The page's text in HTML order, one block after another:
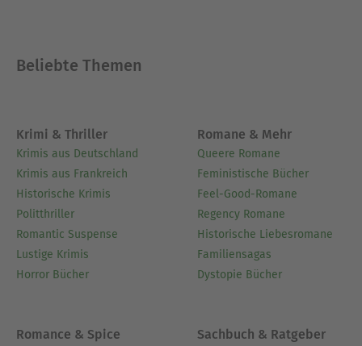
Lokalzeitung. Auf Reisen findet sie Inspiration für
Begeisterung für das Meer und vor allem die
Nordseeinseln wider. Seit 2009 ist Rosita Hoppe
Mitglied bei DELIA, der Vereinigung
deutschsprachiger Liebesromanautoren und -
autorinnen.
Die Autorin im Internet:
www.rositahoppe.de/
Beliebte Themen
Krimi & Thriller
Krimis aus Deutschland
Krimis aus Frankreich
Historische Krimis
Politthriller
Romantic Suspense
Lustige Krimis
Horror Bücher
Romane & Mehr
Queere Romane
Feministische Bücher
Feel-Good-Romane
Regency Romane
Historische Liebesromane
Familiensagas
Dystopie Bücher
Romance & Spice Sachbuch & Ratgeber